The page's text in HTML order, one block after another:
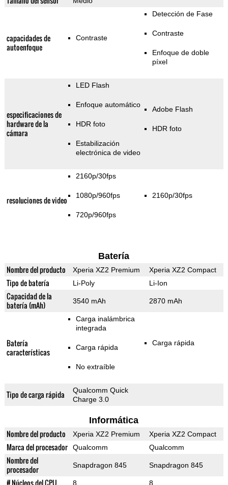
capacidades de
autoenfoque
Contraste
Detección de Fase
Contraste
Enfoque de doble
píxel
especificaciones de
hardware de la
cámara
LED Flash
Enfoque automático
HDR foto
Estabilización
electrónica de video
Adobe Flash
HDR foto
resoluciones de video
2160p/30fps
1080p/960fps
720p/960fps
2160p/30fps
Batería
Nombre del producto Xperia XZ2 Premium Xperia XZ2 Compact
Tipo de batería Li-Poly Li-Ion
Capacidad de la
batería (mAh)
3540 mAh 2870 mAh
Batería
características
Carga inalámbrica
integrada
Carga rápida
No extraíble
Carga rápida
Tipo de carga rápida
Qualcomm Quick
Charge 3.0
Informática
Nombre del producto Xperia XZ2 Premium Xperia XZ2 Compact
Marca del procesador Qualcomm Qualcomm
Nombre del
procesador
Snapdragon 845 Snapdragon 845
# Núcleos del CPU 8 8